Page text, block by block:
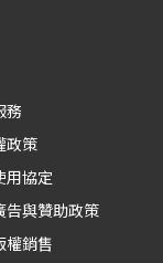
務
政策
用協定
告與贊助政策
權銷售